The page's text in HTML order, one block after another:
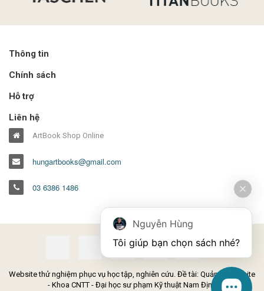
Thông tin
Chính sách
Hỗ trợ
Liên hệ
ArtBook Shop Online
hungartbooks@gmail.com
03 6386 1486
Website thử nghiệm phục vụ học tập, nghiên cứu. Đề tài: Quản lý Website
- Khoa CNTT - Đại học sư phạm Kỹ thuật Nam Định
Nguyễn Hùng
Tôi giúp bạn chọn sách nhé?